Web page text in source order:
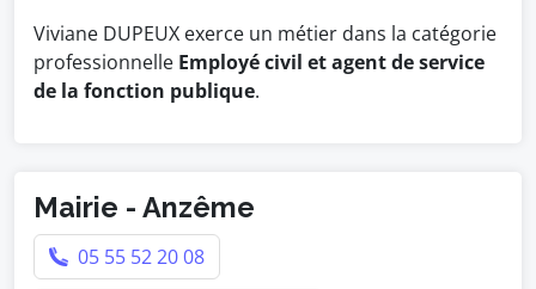
Viviane DUPEUX exerce un métier dans la catégorie
professionnelle Employé civil et agent de service
de la fonction publique.
Mairie - Anzême
05 55 52 20 08